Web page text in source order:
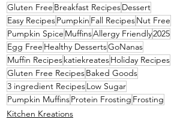
Gluten Free Breakfast RecipesDessert
Easy RecipesPumpkin Fall RecipesNut Free
Pumpkin Spice MuffinsAllergy Friendly2025
Egg Free Healthy DessertsGoNanas
Muffin RecipeskatiekreatesHoliday Recipes
Gluten Free RecipesBaked Goods
3 ingredient RecipesLow Sugar
Pumpkin MuffinsProtein Frosting Frosting
Kitchen Kreations